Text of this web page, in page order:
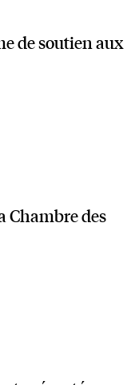
de soutien aux
Chambre des